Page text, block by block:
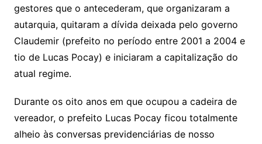
gestores que o antecederam, que organizaram a
autarquia, quitaram a dívida deixada pelo governo
Claudemir (prefeito no período entre 2001 a 2004 e
tio de Lucas Pocay) e iniciaram a capitalização do
atual regime.
Durante os oito anos em que ocupou a cadeira de
vereador, o prefeito Lucas Pocay ficou totalmente
alheio às conversas previdenciárias de nosso